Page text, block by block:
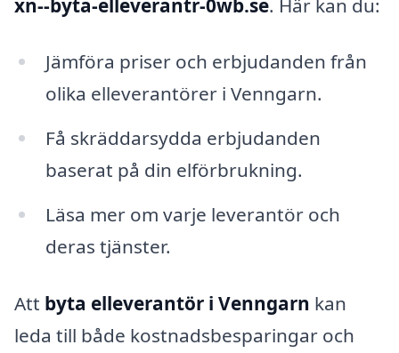
xn--byta-elleverantr-0wb.se. Här kan du:
Jämföra priser och erbjudanden från
olika elleverantörer i Venngarn.
Få skräddarsydda erbjudanden
baserat på din elförbrukning.
Läsa mer om varje leverantör och
deras tjänster.
Att byta elleverantör i Venngarn kan
leda till både kostnadsbesparingar och